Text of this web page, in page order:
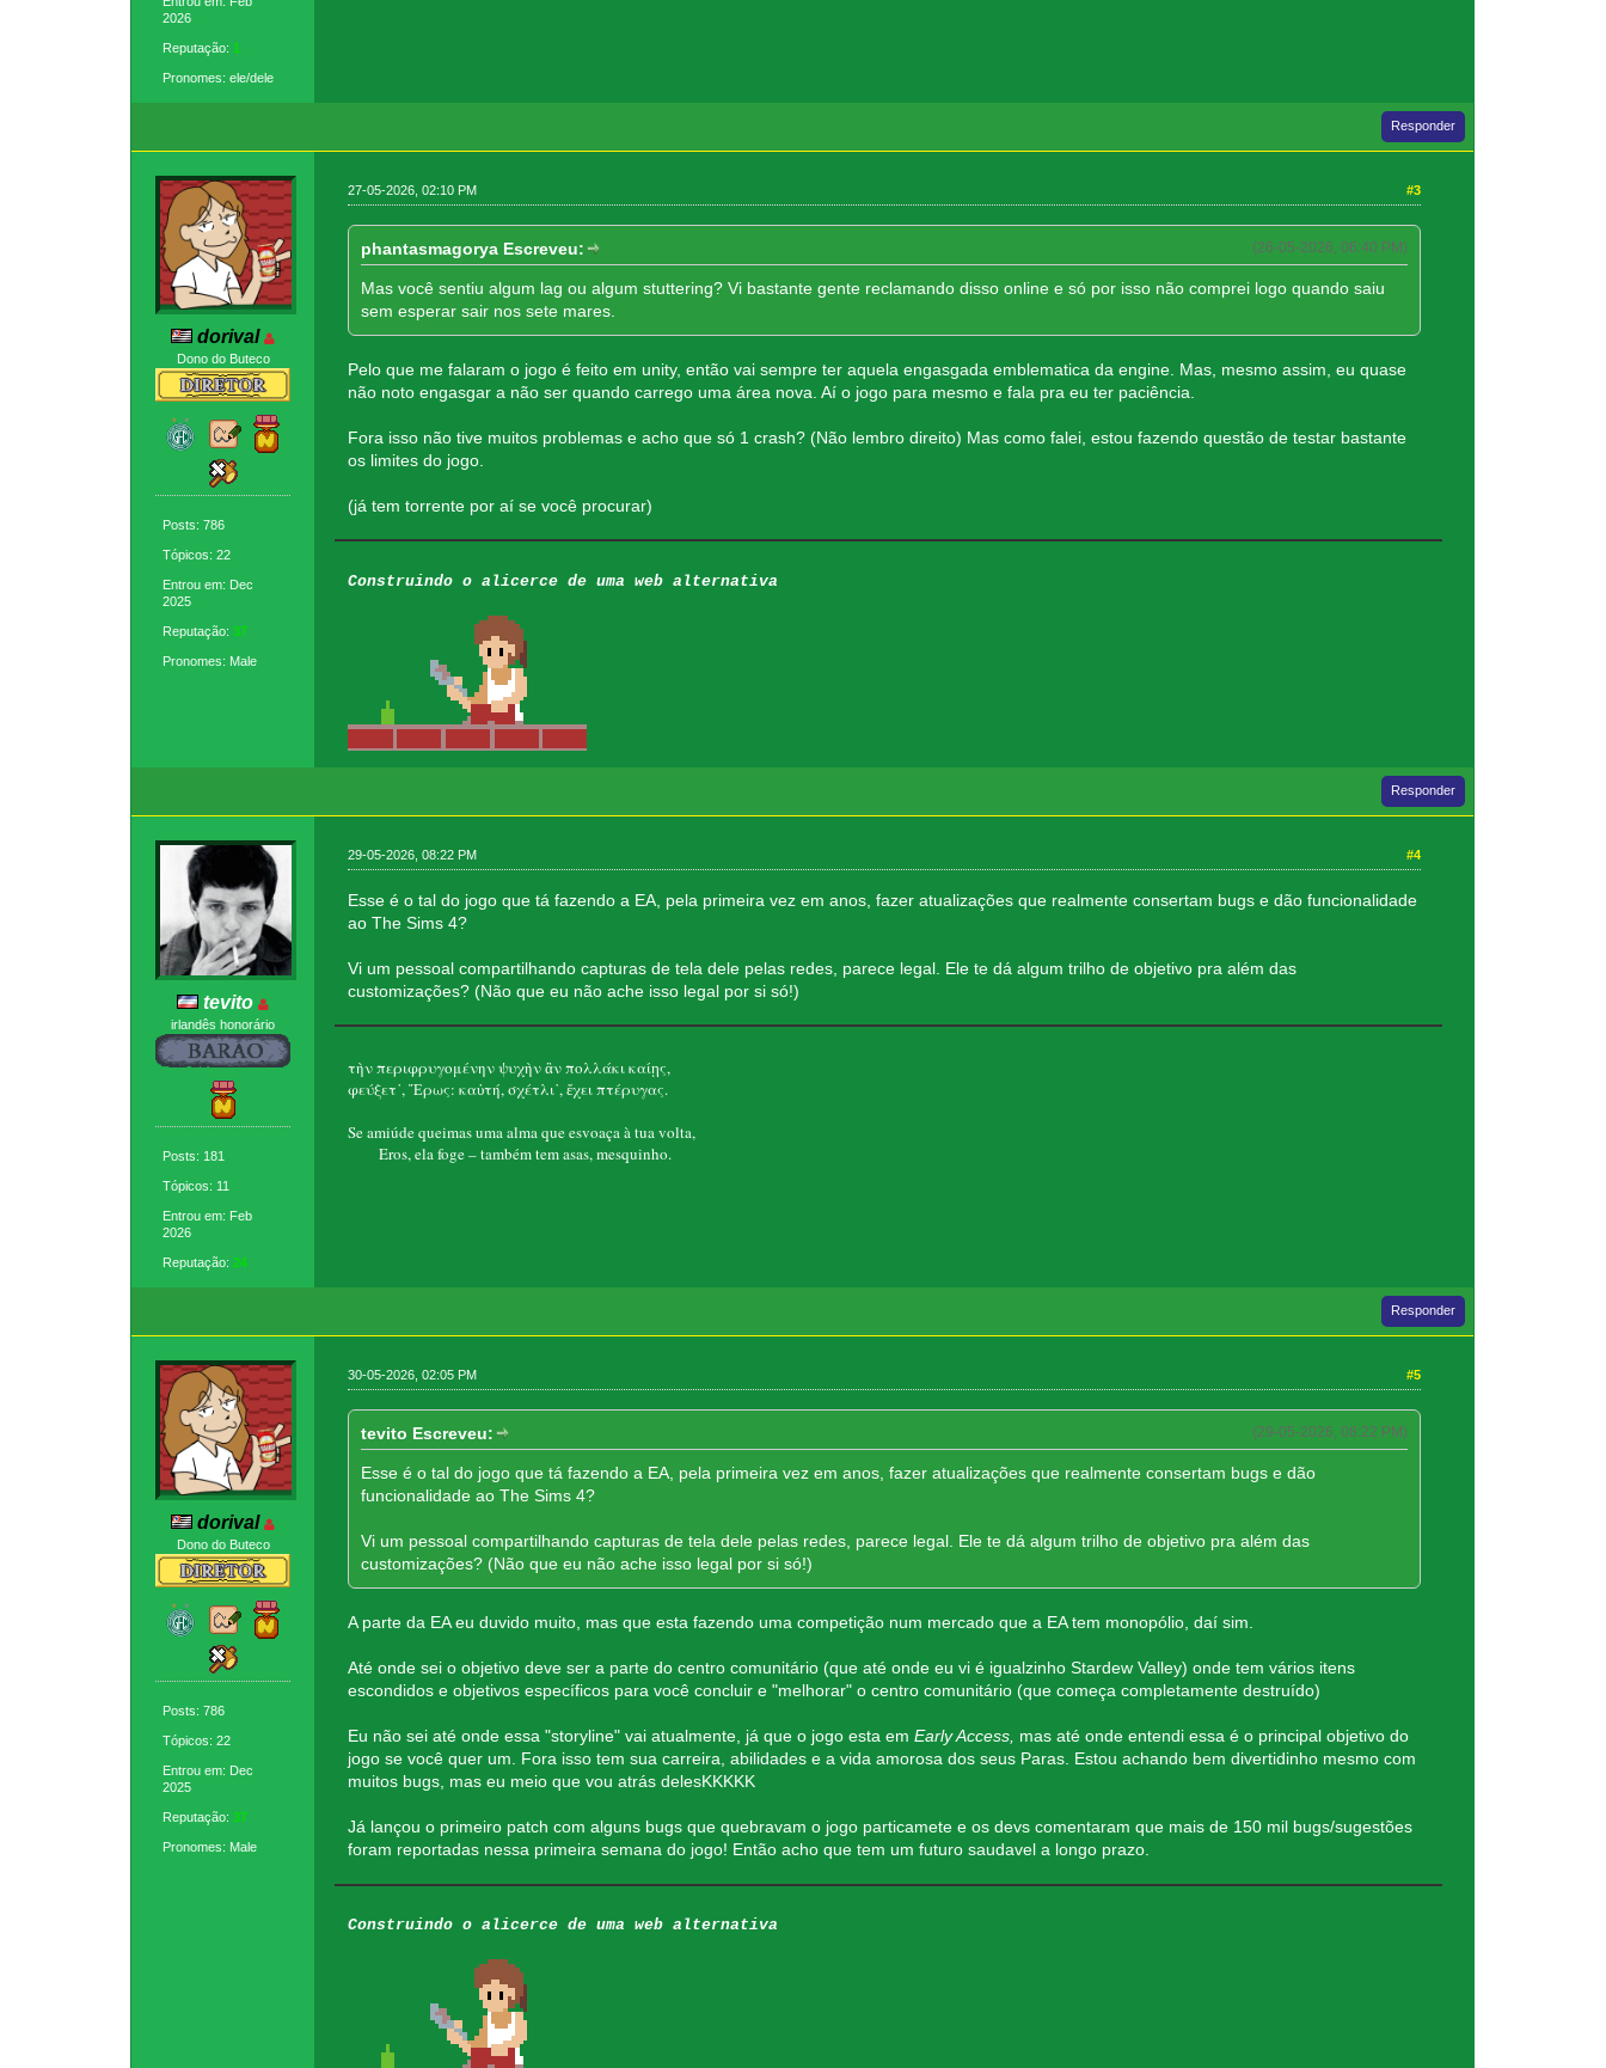
2026
Reputação: 1
Pronomes: ele/dele
Responder
dorival
Dono do Buteco
Posts: 786
Tópicos: 22
Entrou em: Dec
2025
Reputação:37
Pronomes: Male
#3
27-05-2026, 02:10 PM
(26-05-2026, 06:40 PM)
phantasmagorya Escreveu:
Mas você sentiu algum lag ou algum stuttering? Vi bastante gente reclamando disso online e só por isso não comprei logo quando saiu
sem esperar sair nos sete mares.
Pelo que me falaram o jogo é feito em unity, então vai sempre ter aquela engasgada emblematica da engine. Mas, mesmo assim, eu quase
não noto engasgar a não ser quando carrego uma área nova. Aí o jogo para mesmo e fala pra eu ter paciência.
Fora isso não tive muitos problemas e acho que só 1 crash? (Não lembro direito) Mas como falei, estou fazendo questão de testar bastante
os limites do jogo.
(já tem torrente por aí se você procurar)
Construindo o alicerce de uma web alternativa
Responder
tevito
irlandês honorário
Posts: 181
Tópicos: 11
Entrou em: Feb
2026
Reputação:24
#4
29-05-2026, 08:22 PM
Esse é o tal do jogo que tá fazendo a EA, pela primeira vez em anos, fazer atualizações que realmente consertam bugs e dão funcionalidade
ao The Sims 4?
Vi um pessoal compartilhando capturas de tela dele pelas redes, parece legal. Ele te dá algum trilho de objetivo pra além das
customizações? (Não que eu não ache isso legal por si só!)
τὴν περιφρυγομένην ψυχὴν ἂν πολλάκι καίῃς,
φεύξετ᾽, Ἔρως: καὐτή, σχέτλι᾽, ἔχει πτέρυγας.
Se amiúde queimas uma alma que esvoaça à tua volta,
Eros, ela foge – também tem asas, mesquinho.
Responder
dorival
Dono do Buteco
Posts: 786
Tópicos: 22
Entrou em: Dec
2025
Reputação:37
Pronomes: Male
#5
30-05-2026, 02:05 PM
(29-05-2026, 08:22 PM)
tevito Escreveu:
Esse é o tal do jogo que tá fazendo a EA, pela primeira vez em anos, fazer atualizações que realmente consertam bugs e dão
funcionalidade ao The Sims 4?
Vi um pessoal compartilhando capturas de tela dele pelas redes, parece legal. Ele te dá algum trilho de objetivo pra além das
customizações? (Não que eu não ache isso legal por si só!)
A parte da EA eu duvido muito, mas que esta fazendo uma competição num mercado que a EA tem monopólio, daí sim.
Até onde sei o objetivo deve ser a parte do centro comunitário (que até onde eu vi é igualzinho Stardew Valley) onde tem vários itens
escondidos e objetivos específicos para você concluir e "melhorar" o centro comunitário (que começa completamente destruído)
Eu não sei até onde essa "storyline" vai atualmente, já que o jogo esta em Early Access, mas até onde entendi essa é o principal objetivo do
jogo se você quer um. Fora isso tem sua carreira, abilidades e a vida amorosa dos seus Paras. Estou achando bem divertidinho mesmo com
muitos bugs, mas eu meio que vou atrás delesKKKKK
Já lançou o primeiro patch com alguns bugs que quebravam o jogo particamete e os devs comentaram que mais de 150 mil bugs/sugestões
foram reportadas nessa primeira semana do jogo! Então acho que tem um futuro saudavel a longo prazo.
Construindo o alicerce de uma web alternativa